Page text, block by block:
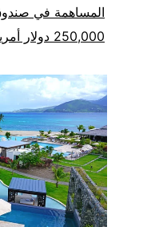
المساهمة في صندوق
250,000 دولار أمريكي.